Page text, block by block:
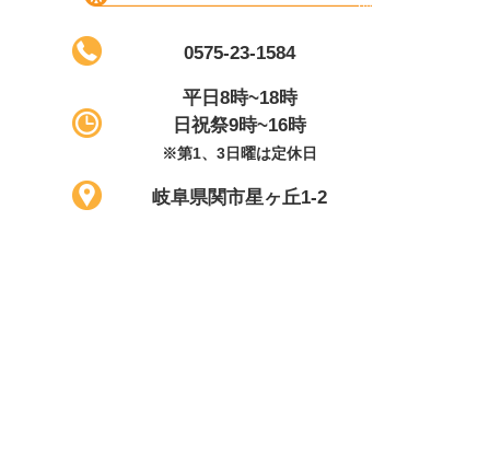
0575-23-1584
平日8時~18時
日祝祭9時~16時
※第1、3日曜は定休日
岐阜県関市星ヶ丘1-2